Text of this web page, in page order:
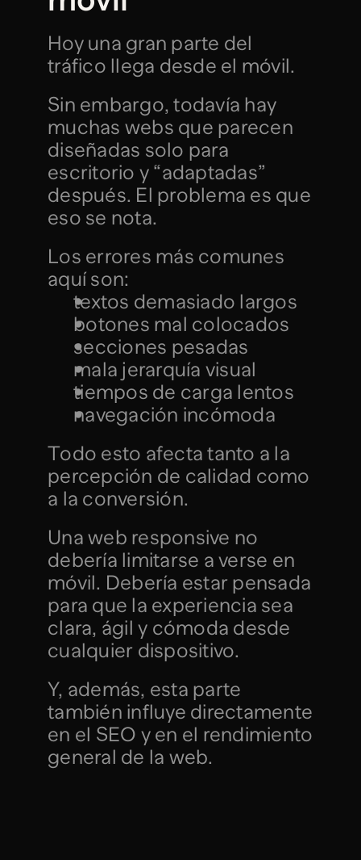
Hoy una gran parte del
tráfico llega desde el móvil.
Sin embargo, todavía hay
muchas webs que parecen
diseñadas solo para
escritorio y “adaptadas”
después. El problema es que
eso se nota.
Los errores más comunes
aquí son:
textos demasiado largos
botones mal colocados
secciones pesadas
mala jerarquía visual
tiempos de carga lentos
navegación incómoda
Todo esto afecta tanto a la
percepción de calidad como
a la conversión.
Una web responsive no
debería limitarse a verse en
móvil. Debería estar pensada
para que la experiencia sea
clara, ágil y cómoda desde
cualquier dispositivo.
Y, además, esta parte
también influye directamente
en el SEO y en el rendimiento
general de la web.